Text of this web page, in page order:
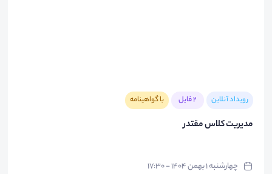
رویداد آنلاین 2 فایل با گواهینامه
مدیریت کلاس مقتدر
چهارشنبه ۱ بهمن ۱۴۰۴ - ۱۷:۳۰